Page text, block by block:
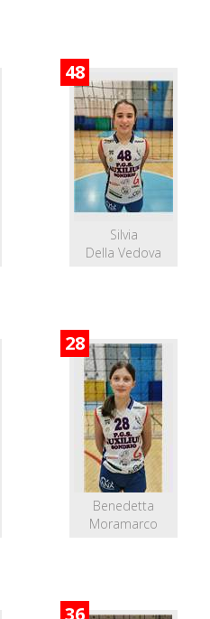
48
Silvia
Della Vedova
28
Benedetta
Moramarco
36